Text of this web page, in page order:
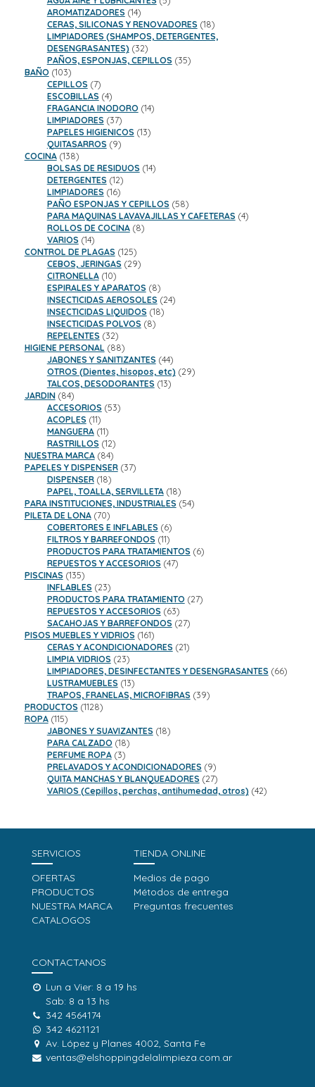
AROMATIZADORES 1414
productos
CERAS, SILICONAS Y RENOVADORES 1818
productos
LIMPIADORES (SHAMPOS, DETERGENTES,
DESENGRASANTES) 3232
productos
PAÑOS, ESPONJAS, CEPILLOS 3535
BAÑO 103103
productos
CEPILLOS 77
productos
ESCOBILLAS 44
productos
FRAGANCIA INODORO 1414
LIMPIADORES 3737
productos
PAPELES HIGIENICOS 1313
QUITASARROS 99
COCINA 138138
productos
BOLSAS DE RESIDUOS 1414
DETERGENTES 1212
productos
LIMPIADORES 1616
productos
PAÑO ESPONJAS Y CEPILLOS 5858
productos
PARA MAQUINAS LAVAVAJILLAS Y CAFETERAS 44
ROLLOS DE COCINA 88
VARIOS 1414
productos
CONTROL DE PLAGAS 125125
productos
CEBOS, JERINGAS 2929
CITRONELLA 1010
productos
ESPIRALES Y APARATOS 88
productos
INSECTICIDAS AEROSOLES 2424
INSECTICIDAS LIQUIDOS 1818
INSECTICIDAS POLVOS 88
REPELENTES 3232
productos
HIGIENE PERSONAL 8888
productos
JABONES Y SANITIZANTES 4444
productos
OTROS (Dientes, hisopos, etc) 2929
TALCOS, DESODORANTES 1313
JARDIN 8484
productos
ACCESORIOS 5353
ACOPLES 1111
productos
MANGUERA 1111
productos
RASTRILLOS 1212
productos
NUESTRA MARCA 8484
productos
PAPELES Y DISPENSER 3737
DISPENSER 1818
productos
PAPEL, TOALLA, SERVILLETA 1818
productos
PARA INSTITUCIONES, INDUSTRIALES 5454
PILETA DE LONA 7070
productos
COBERTORES E INFLABLES 66
productos
FILTROS Y BARREFONDOS 1111
productos
PRODUCTOS PARA TRATAMIENTOS 66
REPUESTOS Y ACCESORIOS 4747
PISCINAS 135135
productos
INFLABLES 2323
productos
PRODUCTOS PARA TRATAMIENTO 2727
REPUESTOS Y ACCESORIOS 6363
productos
SACAHOJAS Y BARREFONDOS 2727
PISOS MUEBLES Y VIDRIOS 161161
productos
CERAS Y ACONDICIONADORES 2121
LIMPIA VIDRIOS 2323
productos
LIMPIADORES, DESINFECTANTES Y DESENGRASANTES 6666
LUSTRAMUEBLES 1313
productos
TRAPOS, FRANELAS, MICROFIBRAS 3939
PRODUCTOS 11281128
ROPA 115115
productos
JABONES Y SUAVIZANTES 1818
PARA CALZADO 1818
PERFUME ROPA 33
productos
PRELAVADOS Y ACONDICIONADORES 99
productos
QUITA MANCHAS Y BLANQUEADORES 2727
productos
VARIOS (Cepillos, perchas, antihumedad, otros) 4242
SERVICIOS
OFERTAS
PRODUCTOS
NUESTRA MARCA
CATALOGOS
TIENDA ONLINE
Medios de pago
Métodos de entrega
Preguntas frecuentes
CONTACTANOS
Lun a Vier: 8 a 19 hs
Sab: 8 a 13 hs
342 4564174
342 4621121
Av. López y Planes 4002, Santa Fe
ventas@elshoppingdelalimpieza.com.ar